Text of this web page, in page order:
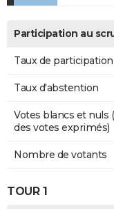
Participation au
Taux de participation
Taux d'abstention
Votes blancs et nuls
des votes exprimés)
Nombre de votants
TOUR 1